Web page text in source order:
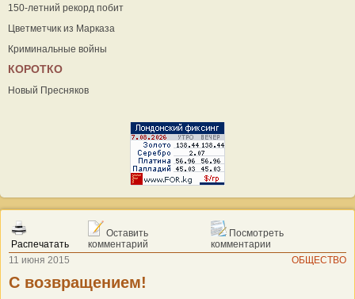
150-летний рекорд побит
Цветметчик из Марказа
Криминальные войны
КОРОТКО
Новый Пресняков
Распечатать
Оставить
комментарий
Посмотреть
комментарии
11 июня 2015
ОБЩЕСТВО
С возвращением!